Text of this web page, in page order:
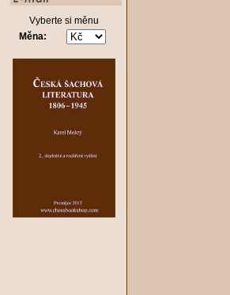
Vyberte si měnu
Měna: